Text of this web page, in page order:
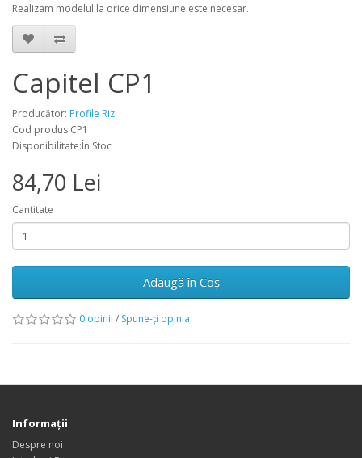
Realizam modelul la orice dimensiune este necesar.
Capitel CP1
Producător: Profile Riz
Cod produs:CP1
Disponibilitate:În Stoc
84,70 Lei
Cantitate
Adaugă în Coş
0 opinii / Spune-ţi opinia
Informaţii
Despre noi